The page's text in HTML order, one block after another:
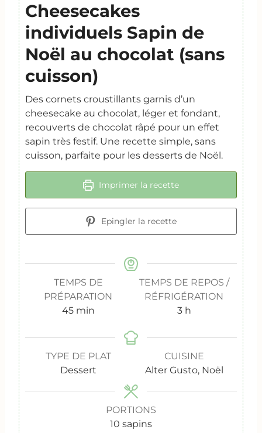
Cheesecakes
individuels Sapin de
Noël au chocolat (sans
cuisson)
Des cornets croustillants garnis d’un
cheesecake au chocolat, léger et fondant,
recouverts de chocolat râpé pour un effet
sapin très festif. Une recette simple, sans
cuisson, parfaite pour les desserts de Noël.
Imprimer la recette
Epingler la recette
TEMPS DE
PRÉPARATION
45m
n
u
t
s
min
TEMPS DE REPOS /
RÉFRIGÉRATION
3h
u
r
e
h
TYPE DE PLAT
Dessert
CUISINE
Alter Gusto, Noël
PORTIONS
10 sapins